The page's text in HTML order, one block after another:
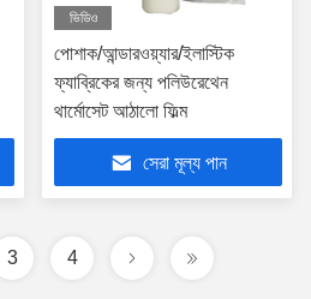
ভিডিও
পোশাক/আন্ডারওয়্যার/ইলাস্টিক
ফ্যাব্রিকের জন্য পলিউরেথেন
থার্মোসেট আঠালো ফিল্ম
সেরা মূল্য পান
3 4